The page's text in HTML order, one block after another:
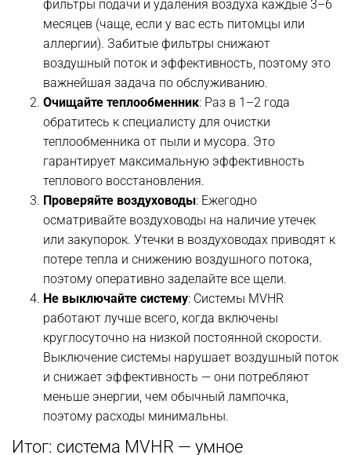
фильтры подачи и удаления воздуха каждые 3–6
месяцев (чаще, если у вас есть питомцы или
аллергии). Забитые фильтры снижают
воздушный поток и эффективность, поэтому это
важнейшая задача по обслуживанию.
Очищайте теплообменник: Раз в 1–2 года
обратитесь к специалисту для очистки
теплообменника от пыли и мусора. Это
гарантирует максимальную эффективность
теплового восстановления.
Проверяйте воздуховоды: Ежегодно
осматривайте воздуховоды на наличие утечек
или закупорок. Утечки в воздуховодах приводят к
потере тепла и снижению воздушного потока,
поэтому оперативно заделайте все щели.
Не выключайте систему: Системы MVHR
работают лучше всего, когда включены
круглосуточно на низкой постоянной скорости.
Выключение системы нарушает воздушный поток
и снижает эффективность — они потребляют
меньше энергии, чем обычный лампочка,
поэтому расходы минимальны.
Итог: система MVHR — умное